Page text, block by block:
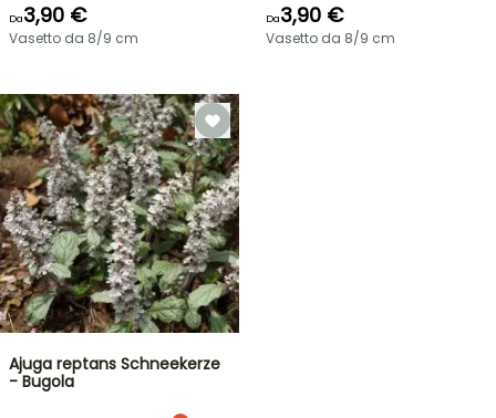
Da3,90 €
Vasetto da 8/9 cm
Da3,90 €
Vasetto da 8/9 cm
Ajuga reptans Schneekerze
- Bugola